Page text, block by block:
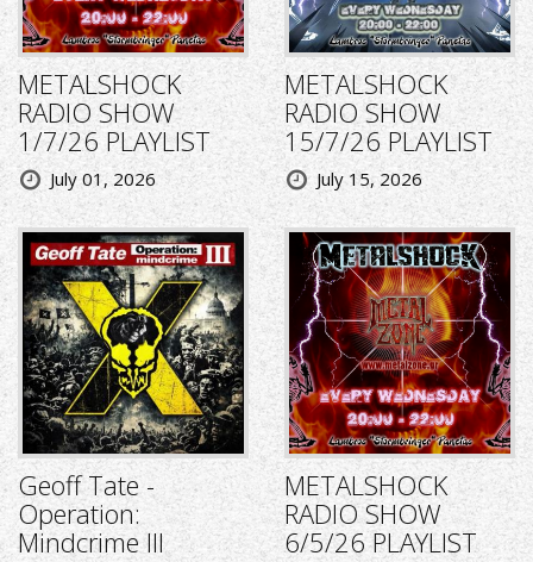
METALSHOCK
RADIO SHOW
1/7/26 PLAYLIST
July 01, 2026
METALSHOCK
RADIO SHOW
15/7/26 PLAYLIST
July 15, 2026
Geoff Tate -
Operation:
Mindcrime III
METALSHOCK
RADIO SHOW
6/5/26 PLAYLIST